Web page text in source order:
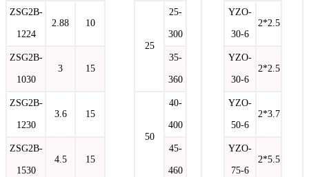
ZSG2B-
1224
2.88 10
25
25-
300
YZO-
30-6
2*2.5
ZSG2B-
1030
3 15
35-
360
YZO-
30-6
2*2.5
ZSG2B-
1230
3.6 15
50
40-
400
YZO-
50-6
2*3.7
ZSG2B-
1530
4.5 15
45-
460
YZO-
75-6
2*5.5